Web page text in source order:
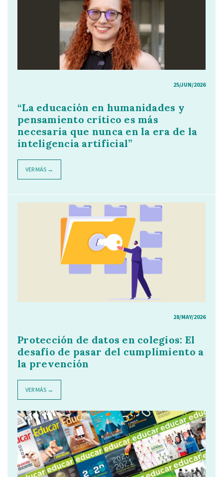
25/JUN/2026
“La educación en humanidades y
pensamiento crítico es más
necesaria que nunca en la era de la
inteligencia artificial”
VER MÁS →
28/MAY/2026
Protección de datos en colegios: El
desafío de pasar del cumplimiento a
la prevención
VER MÁS →